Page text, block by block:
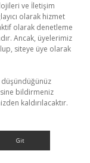
ve İletişim
olarak hizmet
olarak denetleme
Ancak, üyelerimiz
siteye üye olarak
düşündüğünüz
bildirmeniz
kaldırılacaktır.